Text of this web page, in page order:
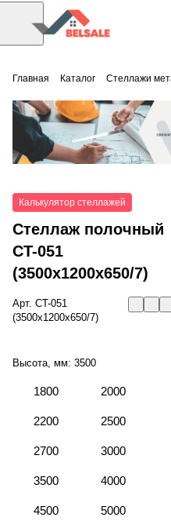
Главная Каталог Стеллажи
Калькулятор стеллажей
Стеллаж полочный
СT-051
(3500x1200x650/7)
Арт. СT-051
(3500x1200x650/7)
Высота, мм: 3500
1800 2000
2200 2500
2700 3000
3500 4000
4500 5000